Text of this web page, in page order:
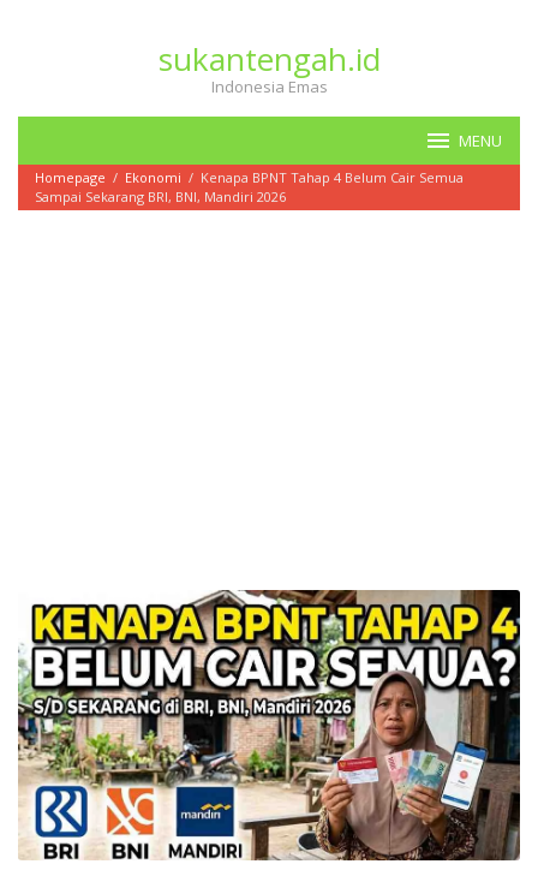
sukantengah.id
Indonesia Emas
MENU
Homepage / Ekonomi / Kenapa BPNT Tahap 4 Belum Cair Semua
Sampai Sekarang BRI, BNI, Mandiri 2026